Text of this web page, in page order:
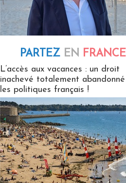
PARTEZ EN FRANCE
L’accès aux vacances : un droit
inachevé totalement
les politiques français !